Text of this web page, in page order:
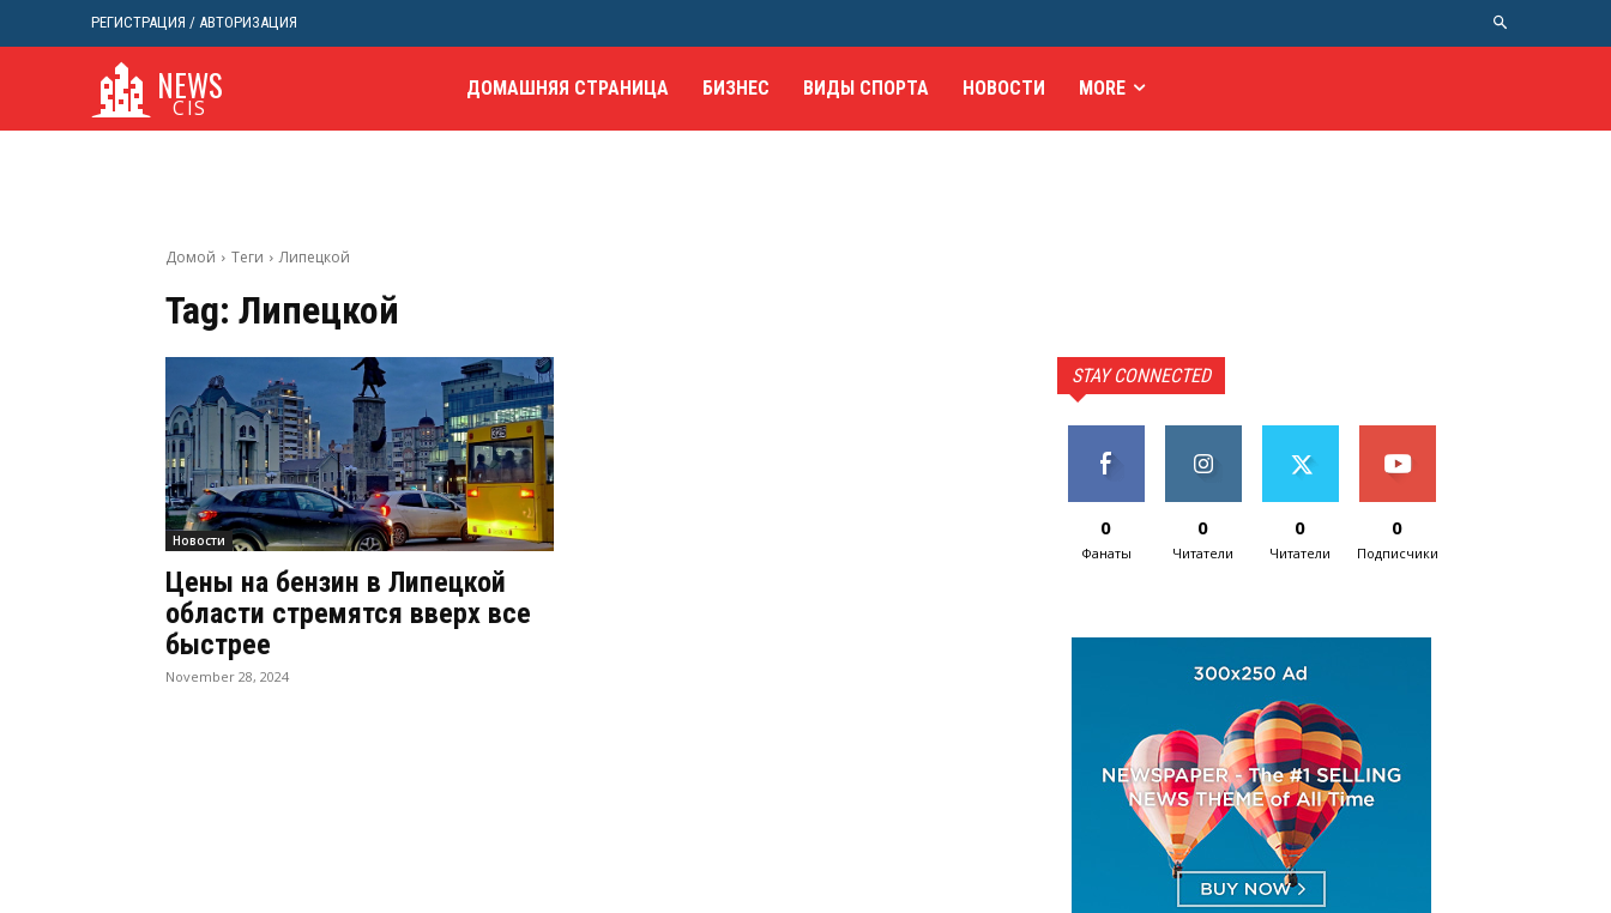
РЕГИСТРАЦИЯ / АВТОРИЗАЦИЯ
NEWS
CIS
ДОМАШНЯЯ СТРАНИЦА БИЗНЕС ВИДЫ СПОРТА НОВОСТИ MORE
Домой Теги Липецкой
Tag: Липецкой
Новости
Цены на бензин в Липецкой
области стремятся вверх все
быстрее
November 28, 2024
STAY CONNECTED
0
Фанаты
0
Читатели
0
Читатели
0
Подписчики